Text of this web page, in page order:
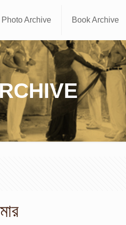
Photo Archive Book Archive